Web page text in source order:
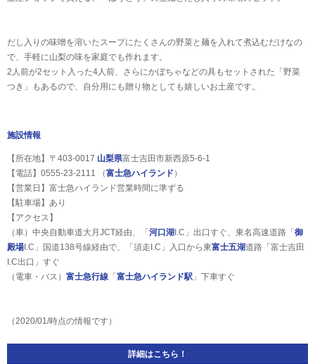
だし入りの味噌を溶いたスープにたくさんの野菜と麺を入れて煮込むだけなの
で、手軽に山梨の味を家庭でも作れます。
2人前が2セット入った4人前、さらにかぼちゃなどの具もセットされた「野菜
つき」もあるので、自分用にも贈り物としても嬉しいお土産です。
施設情報
【所在地】〒403-0017 山梨県富士吉田市新西原5-6-1
【電話】0555-23-2111 （富士急ハイランド ）
【営業日】富士急ハイランド営業時間に準ずる
【駐車場】あり
【アクセス】
（車）中央自動車道大月JCT経由、「 河口湖 I.C」出口すぐ、東名高速道路「 御
殿場 I.C」国道138号線経由で、「須走I.C」入口から東富士五湖道路「富士吉田
I.C出口」すぐ
（電車・バス） 富士急行線 「 富士急ハイランド駅 」下車すぐ
（2020/01/時点の情報です）
詳細はこちら！